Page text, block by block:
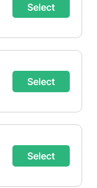
Select
Select
Select